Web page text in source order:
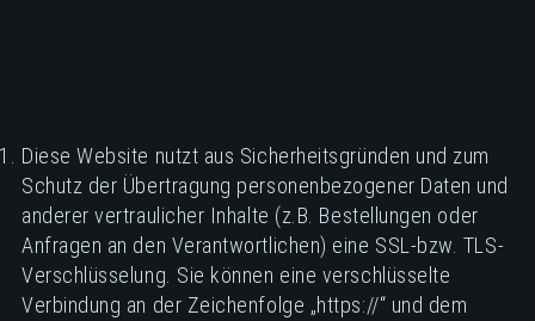
Diese Website nutzt aus Sicherheitsgründen und zum
Schutz der Übertragung personenbezogener Daten und
anderer vertraulicher Inhalte (z.B. Bestellungen oder
Anfragen an den Verantwortlichen) eine SSL-bzw. TLS-
Verschlüsselung. Sie können eine verschlüsselte
Verbindung an der Zeichenfolge „https://“ und dem